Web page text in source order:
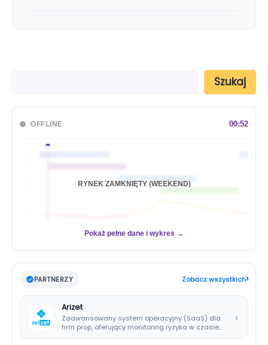
Szukaj
OFFLINE 00:52
RYNEK ZAMKNIĘTY (WEEKEND)
Pokaż pełne dane i wykres →
PARTNERZY Zobacz wszystkich›
Arizet
Zaawansowany system operacyjny (SaaS) dla
firm prop, oferujący monitoring ryzyka w czasie
›